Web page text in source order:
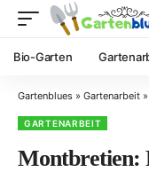
Bio-Garten
Gartenblues » Gartenarbeit »
GARTENARBEIT
Montbretien: